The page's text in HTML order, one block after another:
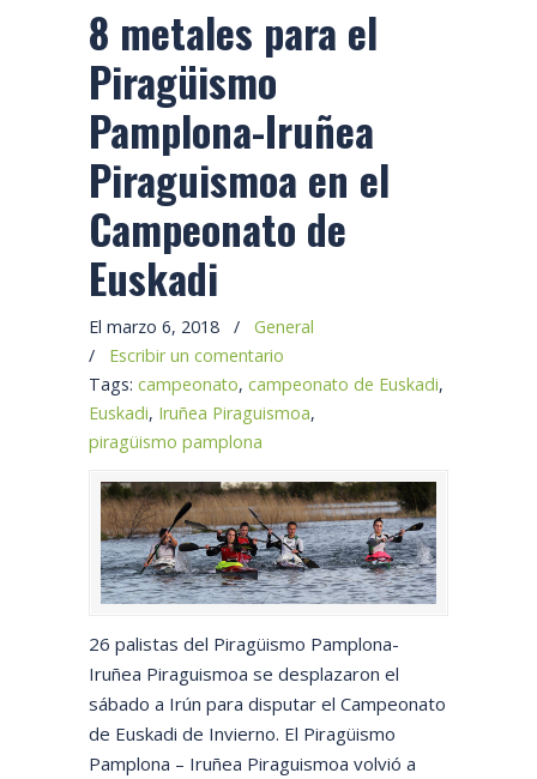
8 metales para el
Piragüismo
Pamplona-Iruñea
Piraguismoa en el
Campeonato de
Euskadi
El marzo 6, 2018 /
General
/ Escribir un comentario
Tags: campeonato, campeonato de Euskadi,
Euskadi, Iruñea Piraguismoa,
piragüismo pamplona
26 palistas del Piragüismo Pamplona-
Iruñea Piraguismoa se desplazaron el
sábado a Irún para disputar el Campeonato
de Euskadi de Invierno. El Piragüismo
Pamplona – Iruñea Piraguismoa volvió a